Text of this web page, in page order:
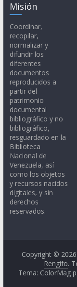
Misión
Coordinar,
recopilar,
normalizar y
difundir los
diferentes
documentos
reproducidos a
partir del
patrimonio
documental
bibliográfico y no
bibliográfico,
resguardado en la
Biblioteca
Nacional de
Venezuela, así
como los objetos
y recursos nacidos
digitales, y sin
derechos
reservados.
Copyright © 2026
Rengifo.
Tema: ColorMag